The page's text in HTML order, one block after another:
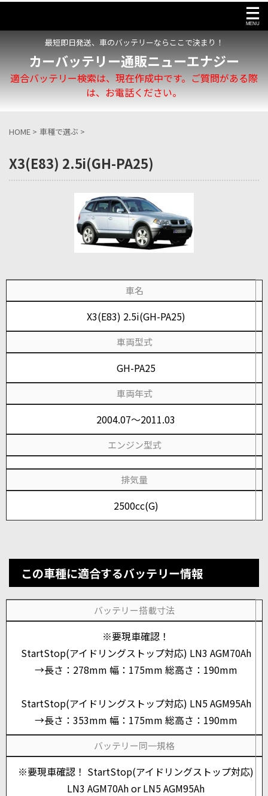
最短即日発送、車のバッテリーならここで決まり！
カーバッテリー通販ニューエナジー
適合バッテリー検索は、現在作成中です。ご質問がある際
は、お電話ください。
HOME > 車種で選ぶ >
X3(E83) 2.5i(GH-PA25)
車名
X3(E83) 2.5i(GH-PA25)
車両型式
GH-PA25
車両年式
2004.07～2011.03
エンジン型式
排気量
2500cc(G)
この車種に適合するバッテリー情報
バッテリー搭載寸法
※要現車確認！
StartStop(アイドリングストップ対応) LN3 AGM70Ah
→長さ：278mm 幅：175mm 総高さ：190mm
StartStop(アイドリングストップ対応) LN5 AGM95Ah
→長さ：353mm 幅：175mm 総高さ：190mm
バッテリー同一規格
※要現車確認！ StartStop(アイドリングストップ対応)
LN3 AGM70Ah or LN5 AGM95Ah